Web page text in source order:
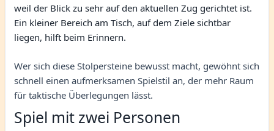
weil der Blick zu sehr auf den aktuellen Zug gerichtet ist.
Ein kleiner Bereich am Tisch, auf dem Ziele sichtbar
liegen, hilft beim Erinnern.
Wer sich diese Stolpersteine bewusst macht, gewöhnt sich
schnell einen aufmerksamen Spielstil an, der mehr Raum
für taktische Überlegungen lässt.
Spiel mit zwei Personen